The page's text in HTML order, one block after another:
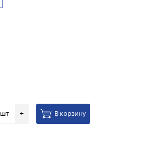
шт + В корзину